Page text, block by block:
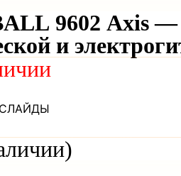
9602 Axis —
и